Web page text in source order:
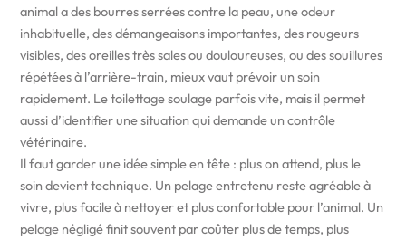
animal a des bourres serrées contre la peau, une odeur
inhabituelle, des démangeaisons importantes, des rougeurs
visibles, des oreilles très sales ou douloureuses, ou des souillures
répétées à l’arrière-train, mieux vaut prévoir un soin
rapidement. Le toilettage soulage parfois vite, mais il permet
aussi d’identifier une situation qui demande un contrôle
vétérinaire.
Il faut garder une idée simple en tête : plus on attend, plus le
soin devient technique. Un pelage entretenu reste agréable à
vivre, plus facile à nettoyer et plus confortable pour l’animal. Un
pelage négligé finit souvent par coûter plus de temps, plus